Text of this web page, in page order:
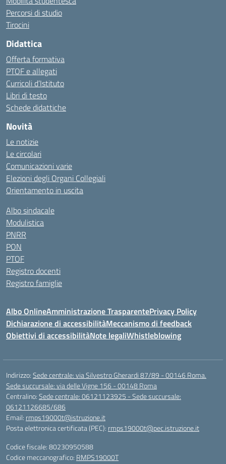
Percorsi di studio
Tirocini
Didattica
Offerta formativa
PTOF e allegati
Curricoli d’Istituto
Libri di testo
Schede didattiche
Novità
Le notizie
Le circolari
Comunicazioni varie
Elezioni degli Organi Collegiali
Orientamento in uscita
Albo sindacale
Modulistica
PNRR
PON
PTOF
Registro docenti
Registro famiglie
Albo OnlineAmministrazione TrasparentePrivacy Policy
Dichiarazione di accessibilitàMeccanismo di feedback
Obiettivi di accessibilitàNote legaliWhistleblowing
Indirizzo:Sede centrale: via Silvestro Gherardi 87/89 - 00146 Roma.
Sede succursale: via delle Vigne 156 - 00148 Roma
Centralino:Sede centrale: 06121123925 - Sede succursale:
06121126685/686
Email: rmps19000t@istruzione.it
Posta elettronica certificata (PEC): rmps19000t@pec.istruzione.it
Codice fiscale: 80230950588
Codice meccanografico: RMPS19000T